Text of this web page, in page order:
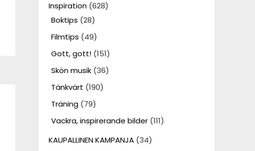
Inspiration(628)
Boktips (28)
Filmtips (49)
Gott, gott!(151)
Skön musik(36)
Tänkvärt (190)
Träning(79)
Vackra, inspirerande bilder(111)
KAUPALLINEN KAMPANJA(34)